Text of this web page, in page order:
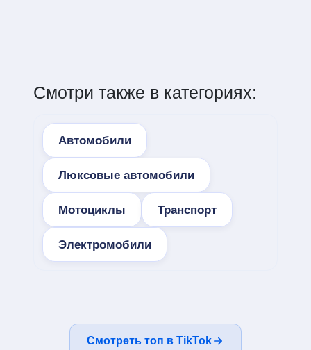
Смотри также в категориях:
Автомобили
Люксовые автомобили
Мотоциклы Транспорт
Электромобили
Смотреть топ в TikTok